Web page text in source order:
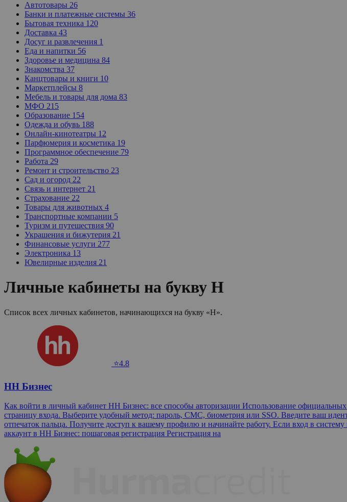
Автотовары 26
Банки и платежные системы 36
Бытовая техника 120
Доставка 43
Досуг и развлечения 1
Еда и напитки 56
Здоровье и медицина 84
Знакомства 37
Канцтовары и книги 10
Маркетплейсы 8
Мебель и товары для дома 83
МФО 215
Образование 154
Одежда и обувь 188
Онлайн-кинотеатры 12
Парфюмерия и косметика 19
Программное обеспечение 79
Работа 29
Ремонт и строительство 23
Сад и огород 22
Связь и интернет 21
Страхование 22
Товары для животных 4
Транспортные компании 5
Туризм и путешествия 90
Украшения и бижутерия 21
Финансовые услуги 277
Электроника 13
Ювелирные изделия 21
Личные кабинеты на букву H
Список всех личных кабинетов, начинающихся на букву «H».
⭐4.8
HH Бизнес
Как войти в личный кабинет HH Бизнес: все способы авторизации Использование
страницу входа. Выберите удобный метод: пароль, СМС, биометрия или SSO. Введите ваш
отпечаток пальца. Получите доступ к вашему профилю и начинайте работу. Если вход в
аккаунт в HH Бизнес: пошаговая регистрация Регистрация на